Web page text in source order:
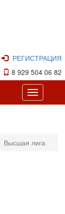
РЕГИСТРАЦИЯ
8 929 504 06 82
Toggle
navigation
Высшая лига